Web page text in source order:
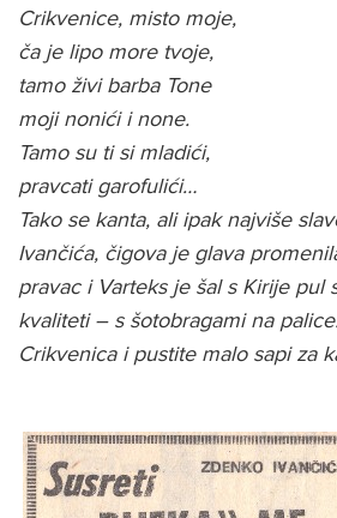
Crikvenice, misto moje,
ča je lipo more tvoje,
tamo živi barba Tone
moji nonići i none.
Tamo su ti si mladići,
pravcati garofulići…
Tako se kanta, ali ipak najviše
Ivančića, čigova je glava
pravac i Varteks je šal s Kirije pul
kvaliteti – s šotobragami na
Crikvenica i pustite malo sapi za